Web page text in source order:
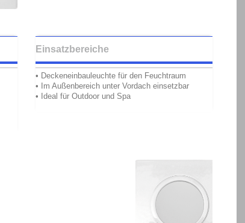
Einsatzbereiche
• Deckeneinbauleuchte für den Feuchtraum
• Im Außenbereich unter Vordach einsetzbar
• Ideal für Outdoor und Spa